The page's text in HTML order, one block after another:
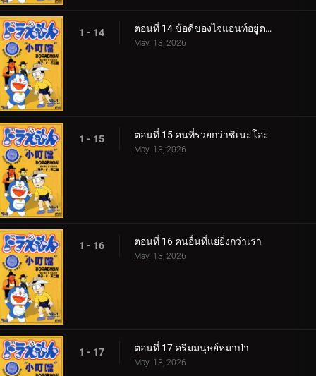
1 - 14 ตอนที่ 14 ข้อดีของไจแอนท์อยู่ตรงไหน
May. 13, 2026
1 - 15 ตอนที่ 15 คนที่รวยกว่าซิเนะโอะ
May. 13, 2026
1 - 16 ตอนที่ 16 คนอื่นที่แย่ยิ่งกว่าเรา
May. 13, 2026
1 - 17 ตอนที่ 17 ครีมมนุษย์หมาป่า
May. 13, 2026